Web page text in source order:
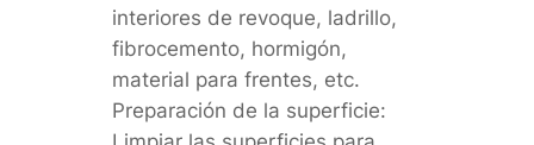
interiores de revoque, ladrillo,
fibrocemento, hormigón,
material para frentes, etc.
Preparación de la superficie: